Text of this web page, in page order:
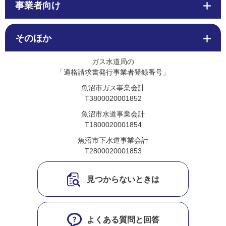
事業者向け
そのほか
ガス水道局の
「適格請求書発行事業者登録番号」
魚沼市ガス事業会計
T3800020001852
魚沼市水道事業会計
T1800020001854
魚沼市下水道事業会計
T2800020001853
見つからないときは
よくある質問と回答